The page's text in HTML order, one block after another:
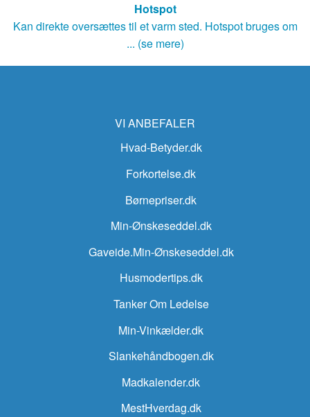
Hotspot
Kan direkte oversættes til et varm sted. Hotspot bruges om
... (se mere)
VI ANBEFALER
Hvad-Betyder.dk
Forkortelse.dk
Børnepriser.dk
Min-Ønskeseddel.dk
Gaveide.Min-Ønskeseddel.dk
Husmodertips.dk
Tanker Om Ledelse
Min-Vinkælder.dk
Slankehåndbogen.dk
Madkalender.dk
MestHverdag.dk